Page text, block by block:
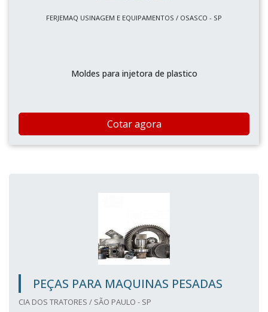
FERJEMAQ USINAGEM E EQUIPAMENTOS / OSASCO - SP
Moldes para injetora de plastico
Cotar agora
PEÇAS PARA MAQUINAS PESADAS
CIA DOS TRATORES / SÃO PAULO - SP